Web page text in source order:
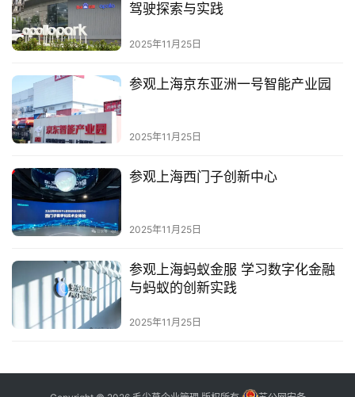
驾驶探索与实践
2025年11月25日
参观上海京东亚洲一号智能产业园
2025年11月25日
参观上海西门子创新中心
2025年11月25日
参观上海蚂蚁金服 学习数字化金融
与蚂蚁的创新实践
2025年11月25日